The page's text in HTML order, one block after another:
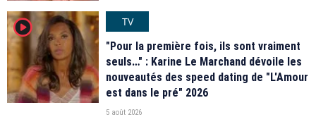
player2
TV
"Pour la première fois, ils sont vraiment
seuls…" : Karine Le Marchand dévoile les
nouveautés des speed dating de "L'Amour
est dans le pré" 2026
5 août 2026